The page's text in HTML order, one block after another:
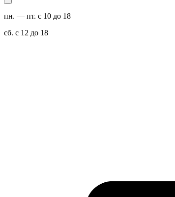
пн. — пт. с 10 до 18
сб. с 12 до 18